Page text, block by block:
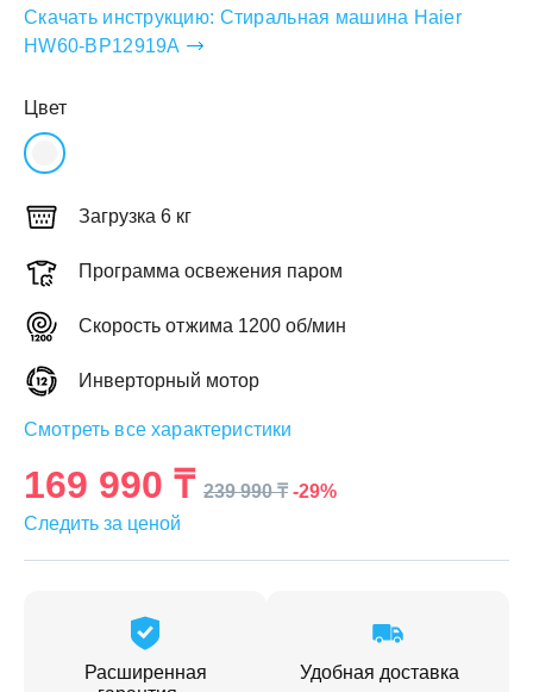
на товары
упаковки
к выбору
Выберите свою стирально-сушильную
Скачать инструкцию: Стиральная машина Haier
HW60-BP12919A
Цвет
Загрузка 6 кг
Программа освежения паром
Скорость отжима 1200 об/мин
Инверторный мотор
Смотреть все характеристики
169 990 ₸ 239 990 ₸ -29%
Следить за ценой
Расширенная
Удобная доставка